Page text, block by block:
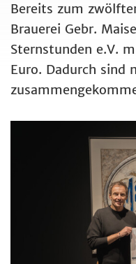
Bereits zum
Brauerei Gebr.
Sternstunden e.V.
Euro. Dadurch